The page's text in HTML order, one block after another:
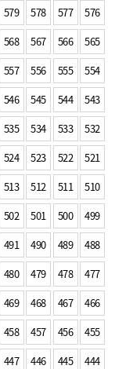
579 578 577
576
568 567 566
565
557 556 555
554
546 545 544
543
535 534 533
532
524 523 522
521
513 512 511
510
502 501 500
499
491 490 489
488
480 479 478
477
469 468 467
466
458 457 456
455
447 446 445
444